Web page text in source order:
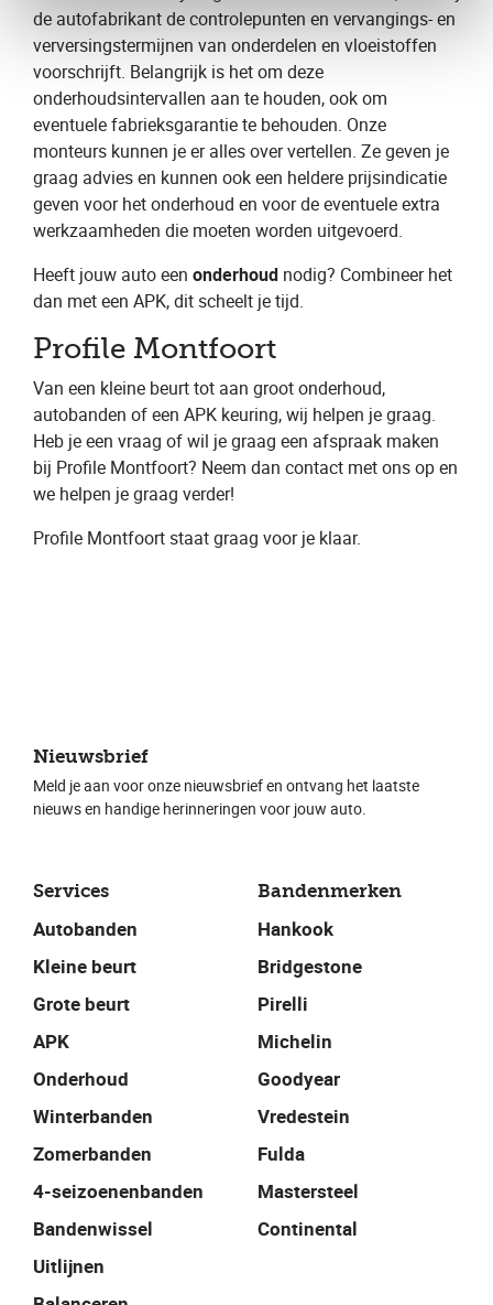
de autofabrikant de controlepunten en vervangings- en
verversingstermijnen van onderdelen en vloeistoffen
voorschrijft. Belangrijk is het om deze
onderhoudsintervallen aan te houden, ook om
eventuele fabrieksgarantie te behouden. Onze
monteurs kunnen je er alles over vertellen. Ze geven je
graag advies en kunnen ook een heldere prijsindicatie
geven voor het onderhoud en voor de eventuele extra
werkzaamheden die moeten worden uitgevoerd.
Heeft jouw auto een onderhoud nodig? Combineer het
dan met een APK, dit scheelt je tijd.
Profile Montfoort
Van een kleine beurt tot aan groot onderhoud,
autobanden of een APK keuring, wij helpen je graag.
Heb je een vraag of wil je graag een ​afspraak​ maken
bij Profile Montfoort​? Neem dan contact met ons op en
we helpen je graag verder!
Profile Montfoort ​staat graag voor je klaar.
Services
Autobanden
Kleine beurt
Grote beurt
APK
Onderhoud
Winterbanden
Zomerbanden
4-seizoenenbanden
Bandenwissel
Uitlijnen
Bandenmerken
Hankook
Bridgestone
Pirelli
Michelin
Goodyear
Vredestein
Fulda
Mastersteel
Continental
Nieuwsbrief
Meld je aan voor onze nieuwsbrief en ontvang het laatste
nieuws en handige herinneringen voor jouw auto.